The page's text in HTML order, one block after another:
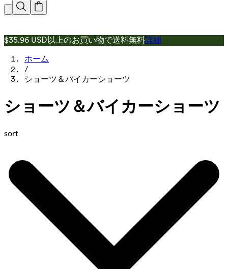
$35.96 USD以上のお買い物で送料無料詳細
ホーム
/
ショーツ＆バイカーショーツ
ショーツ＆バイカーショーツ
sort